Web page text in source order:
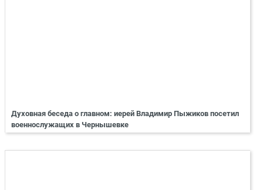
Духовная беседа о главном: иерей Владимир Пыжиков посетил
военнослужащих в Чернышевке